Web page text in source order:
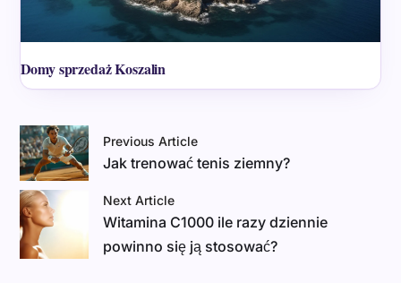
Domy sprzedaż Koszalin
Previous Article
Jak trenować tenis ziemny?
Next Article
Witamina C1000 ile razy dziennie
powinno się ją stosować?